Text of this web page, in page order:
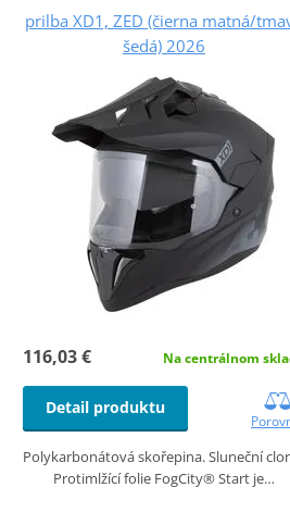
prilba XD1, ZED (čierna matná/
šedá) 2026
116,03 € Na centrálnom
Detail produktu
Polykarbonátová skořepina. Sluneční
Protimlžící folie FogCity® Start je…